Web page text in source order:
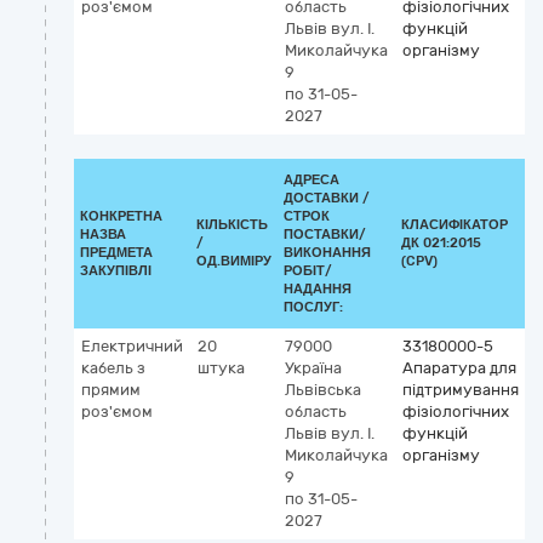
роз'ємом
область
Львів вул. І.
Миколайчука
9
по 31-05-
2027
фізіологічних
функцій
організму
КОНКРЕТНА
НАЗВА
ПРЕДМЕТА
ЗАКУПІВЛІ
КІЛЬКІСТЬ
/
ОД.ВИМІРУ
АДРЕСА
ДОСТАВКИ /
СТРОК
ПОСТАВКИ/
ВИКОНАННЯ
РОБІТ/
НАДАННЯ
ПОСЛУГ:
КЛАСИФІКАТОР
ДК 021:2015
(CPV)
Електричний
кабель з
прямим
роз'ємом
20
штука
79000
Україна
Львівська
область
Львів вул. І.
Миколайчука
9
по 31-05-
2027
33180000-5
Апаратура для
підтримування
фізіологічних
функцій
організму